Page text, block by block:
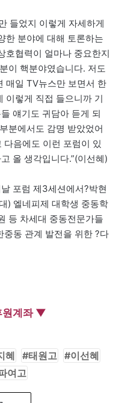
들었지 이렇게 자세하게
한 분야에 대해 토론하는
호협력이 얼마나 중요한지
이 핵분야였습니다. 저도
매일 TV뉴스만 보면서 한
이렇게 직접 들으니까 기
얘기도 귀담아 듣게 되
분에서도 감명 받았었어
음에도 이런 포럼이 있
올 생각입니다.”(이선혜)
포럼 제3세션에서?박현
) 엘네피제 대학생 중동학
등 차세대 중동전문가들
중동 관계 발전을 위한 ?다
원계좌 ▼
혜 태원고
이선혜
여고